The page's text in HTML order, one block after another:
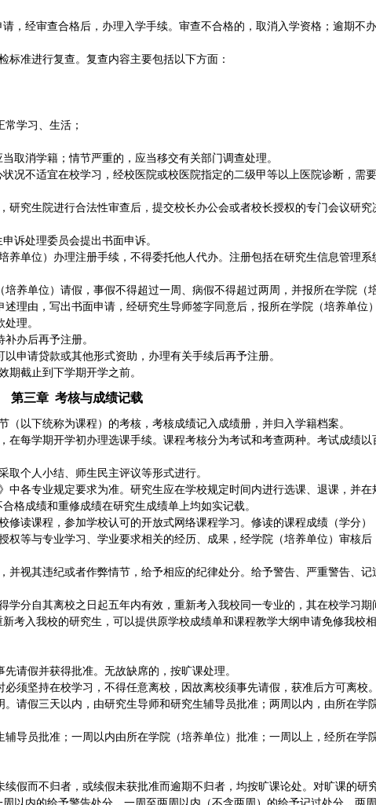
，经审查合格后，办理入学手续。审查不合格的，取消入学资格；逾期不
准进行复查。复查内容主要包括以下方面：
学习、生活；
取消学籍；情节严重的，应当移交有关部门调查处理。
况不适宜在校学习，经校医院或校医院指定的二级甲等以上医院诊断，需
究生院进行合法性审查后，提交校长办公会或者校长授权的专门会议研
诉处理委员会提出书面申诉。
单位）办理注册手续，不得委托他人代办。注册包括在研究生信息管理
养单位）请假，事假不得超过一周、病假不得超过两周，并报所在学院（
理由，写出书面申请，经研究生导师签字同意后，报所在学院（培养单位）
理。
办后再予注册。
申请贷款或其他形式资助，办理有关手续后再予注册。
期截止到下学期开学之前。
第三章 考核与成绩记载
以下统称为课程）的考核，考核成绩记入成绩册，并归入学籍档案。
每学期开学初办理选课手续。课程考核分为考试和考查两种。考试成绩以
个人小结、师生民主评议等形式进行。
各专业规定要求为准。研究生应在学校规定时间内进行选课、退课，并
格成绩和重修成绩在研究生成绩单上均如实记载。
读课程，参加学校认可的开放式网络课程学习。修读的课程成绩（学分）
等与专业学习、学业要求相关的经历、成果，经学院（培养单位）审核
视其违纪或者作弊情节，给予相应的纪律处分。给予警告、严重警告、
分自其离校之日起五年内有效，重新考入我校同一专业的，其在校学习
考入我校的研究生，可以提供原学校成绩单和课程教学大纲申请免修我校
请假并获得批准。无故缺席的，按旷课处理。
须坚持在校学习，不得任意离校，因故离校须事先请假，获准后方可离校。
请假三天以内，由研究生导师和研究生辅导员批准；两周以内，由所在学
导员批准；一周以内由所在学院（培养单位）批准；一周以上，经所在学
假而不归者，或续假未获批准而逾期不归者，均按旷课论处。对旷课的研